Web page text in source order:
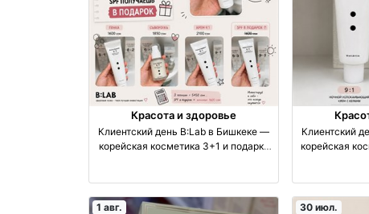
Красота и здоровье
Клиентский день B:Lab в Бишкеке —
корейская косметика 3+1 и подарки
Клиентский
корейская
1 авг. 30 июл.